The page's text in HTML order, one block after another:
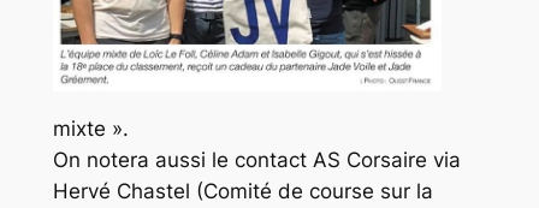
mixte ».
On notera aussi le contact AS Corsaire via
Hervé Chastel (Comité de course sur la